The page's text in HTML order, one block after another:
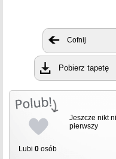
Cofnij
Pobierz tapetę
Lubi 0 osób
Jeszcze nikt
pierwszy